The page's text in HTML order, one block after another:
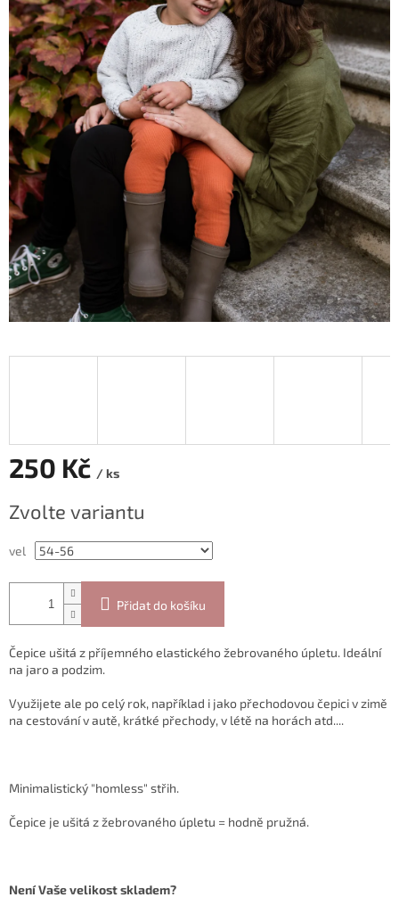
250 Kč / ks
cena:
Zvolte variantu
vel
Přidat do košíku
Čepice ušitá z příjemného elastického žebrovaného úpletu. Ideální
na jaro a podzim.
Využijete ale po celý rok, například i jako přechodovou čepici v zimě
na cestování v autě, krátké přechody, v létě na horách atd....
Minimalistický "homless" střih.
Čepice je ušitá z žebrovaného úpletu = hodně pružná.
Není Vaše velikost skladem?